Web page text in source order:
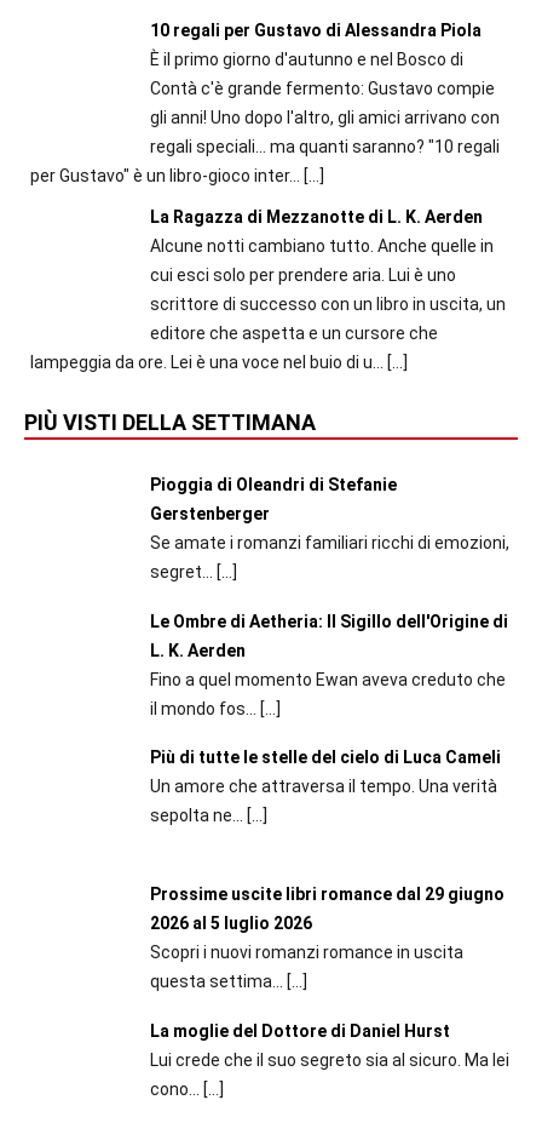
10 regali per Gustavo di Alessandra Piola
È il primo giorno d'autunno e nel Bosco di
Contà c'è grande fermento: Gustavo compie
gli anni! Uno dopo l'altro, gli amici arrivano con
regali speciali... ma quanti saranno? "10 regali
per Gustavo" è un libro-gioco inter...
[…]
La Ragazza di Mezzanotte di L. K. Aerden
Alcune notti cambiano tutto. Anche quelle in
cui esci solo per prendere aria. Lui è uno
scrittore di successo con un libro in uscita, un
editore che aspetta e un cursore che
lampeggia da ore. Lei è una voce nel buio di u...
[…]
PIÙ VISTI DELLA SETTIMANA
Pioggia di Oleandri di Stefanie
Gerstenberger
Se amate i romanzi familiari ricchi di emozioni,
segret...
[…]
Le Ombre di Aetheria: Il Sigillo dell'Origine di
L. K. Aerden
Fino a quel momento Ewan aveva creduto che
il mondo fos...
[…]
Più di tutte le stelle del cielo di Luca Cameli
Un amore che attraversa il tempo. Una verità
sepolta ne... […]
Prossime uscite libri romance dal 29 giugno
2026 al 5 luglio 2026
Scopri i nuovi romanzi romance in uscita
questa settima...
[…]
La moglie del Dottore di Daniel Hurst
Lui crede che il suo segreto sia al sicuro. Ma lei
cono...
[…]